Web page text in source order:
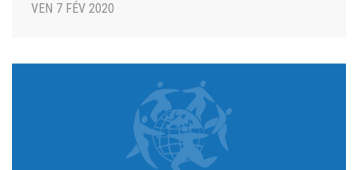
VEN 7 FÉV 2020